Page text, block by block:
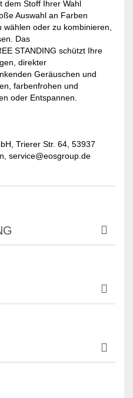
dem Stoff Ihrer Wahl
Auswahl an Farben
oder zu kombinieren,
Das
STANDING schützt Ihre
direkter
Geräuschen und
farbenfrohen und
oder Entspannen.
Trierer Str. 64, 53937
service@eosgroup.de